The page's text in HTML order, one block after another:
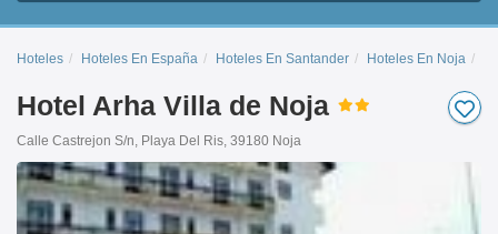
Hoteles Hoteles En España Hoteles En Santander Hoteles En Noja
Hotel Arha Villa de Noja
Calle Castrejon S/n, Playa Del Ris, 39180 Noja